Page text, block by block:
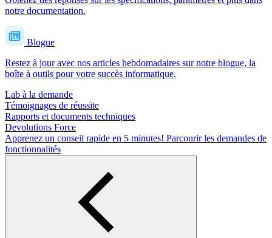
notre documentation.
Blogue
Restez à jour avec nos articles hebdomadaires sur notre blogue, la
boîte à outils pour votre succès informatique.
Lab à la demande
Témoignages de réussite
Rapports et documents techniques
Devolutions Force
Apprenez un conseil rapide en 5 minutes! Parcourir les demandes de
fonctionnalités